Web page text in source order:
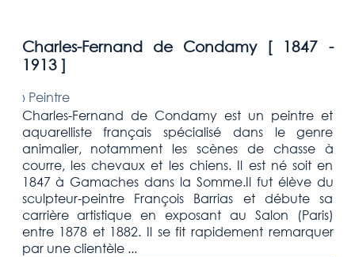
Charles-Fernand de Condamy [ 1847 -
1913]
› Peintre
Charles-Fernand de Condamy est un peintre et
aquarelliste français spécialisé dans le genre
animalier, notamment les scènes de chasse à
courre, les chevaux et les chiens. Il est né soit en
1847 à Gamaches dans la Somme.Il fut élève du
sculpteur-peintre François Barrias et débute sa
carrière artistique en exposant au Salon (Paris)
entre 1878 et 1882. Il se fit rapidement remarquer
par une clientèle ...